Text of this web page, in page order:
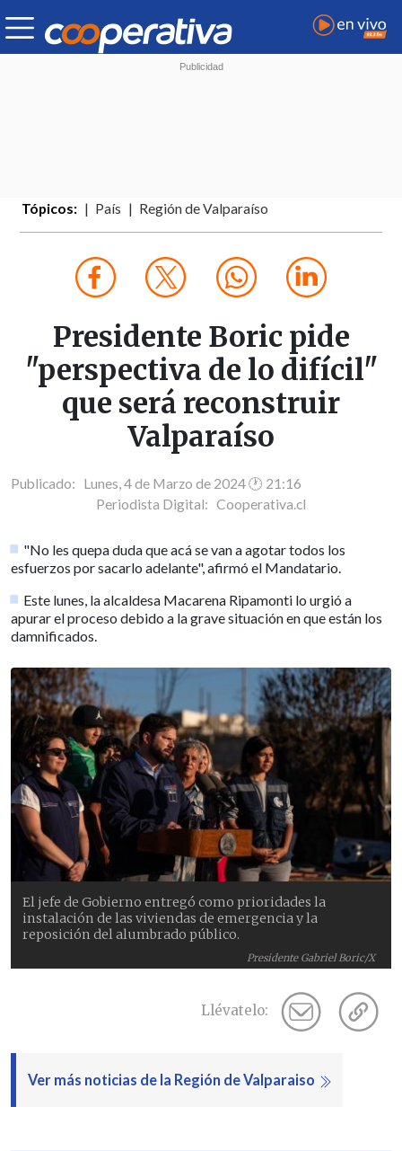
Tópicos: País Región de Valparaíso
Presidente Boric pide
"perspectiva de lo difícil"
que será reconstruir
Valparaíso
Publicado: Lunes, 4 de Marzo de 2024 🕐 21:16
Periodista Digital: Cooperativa.cl
"No les quepa duda que acá se van a agotar todos los
esfuerzos por sacarlo adelante", afirmó el Mandatario.
Este lunes, la alcaldesa Macarena Ripamonti lo urgió a
apurar el proceso debido a la grave situación en que están los
damnificados.
Presidente Gabriel Boric/X
El jefe de Gobierno entregó como prioridades la
instalación de las viviendas de emergencia y la
reposición del alumbrado público.
Llévatelo:
Ver más noticias de la Región de Valparaiso